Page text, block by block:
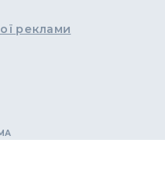
реклами